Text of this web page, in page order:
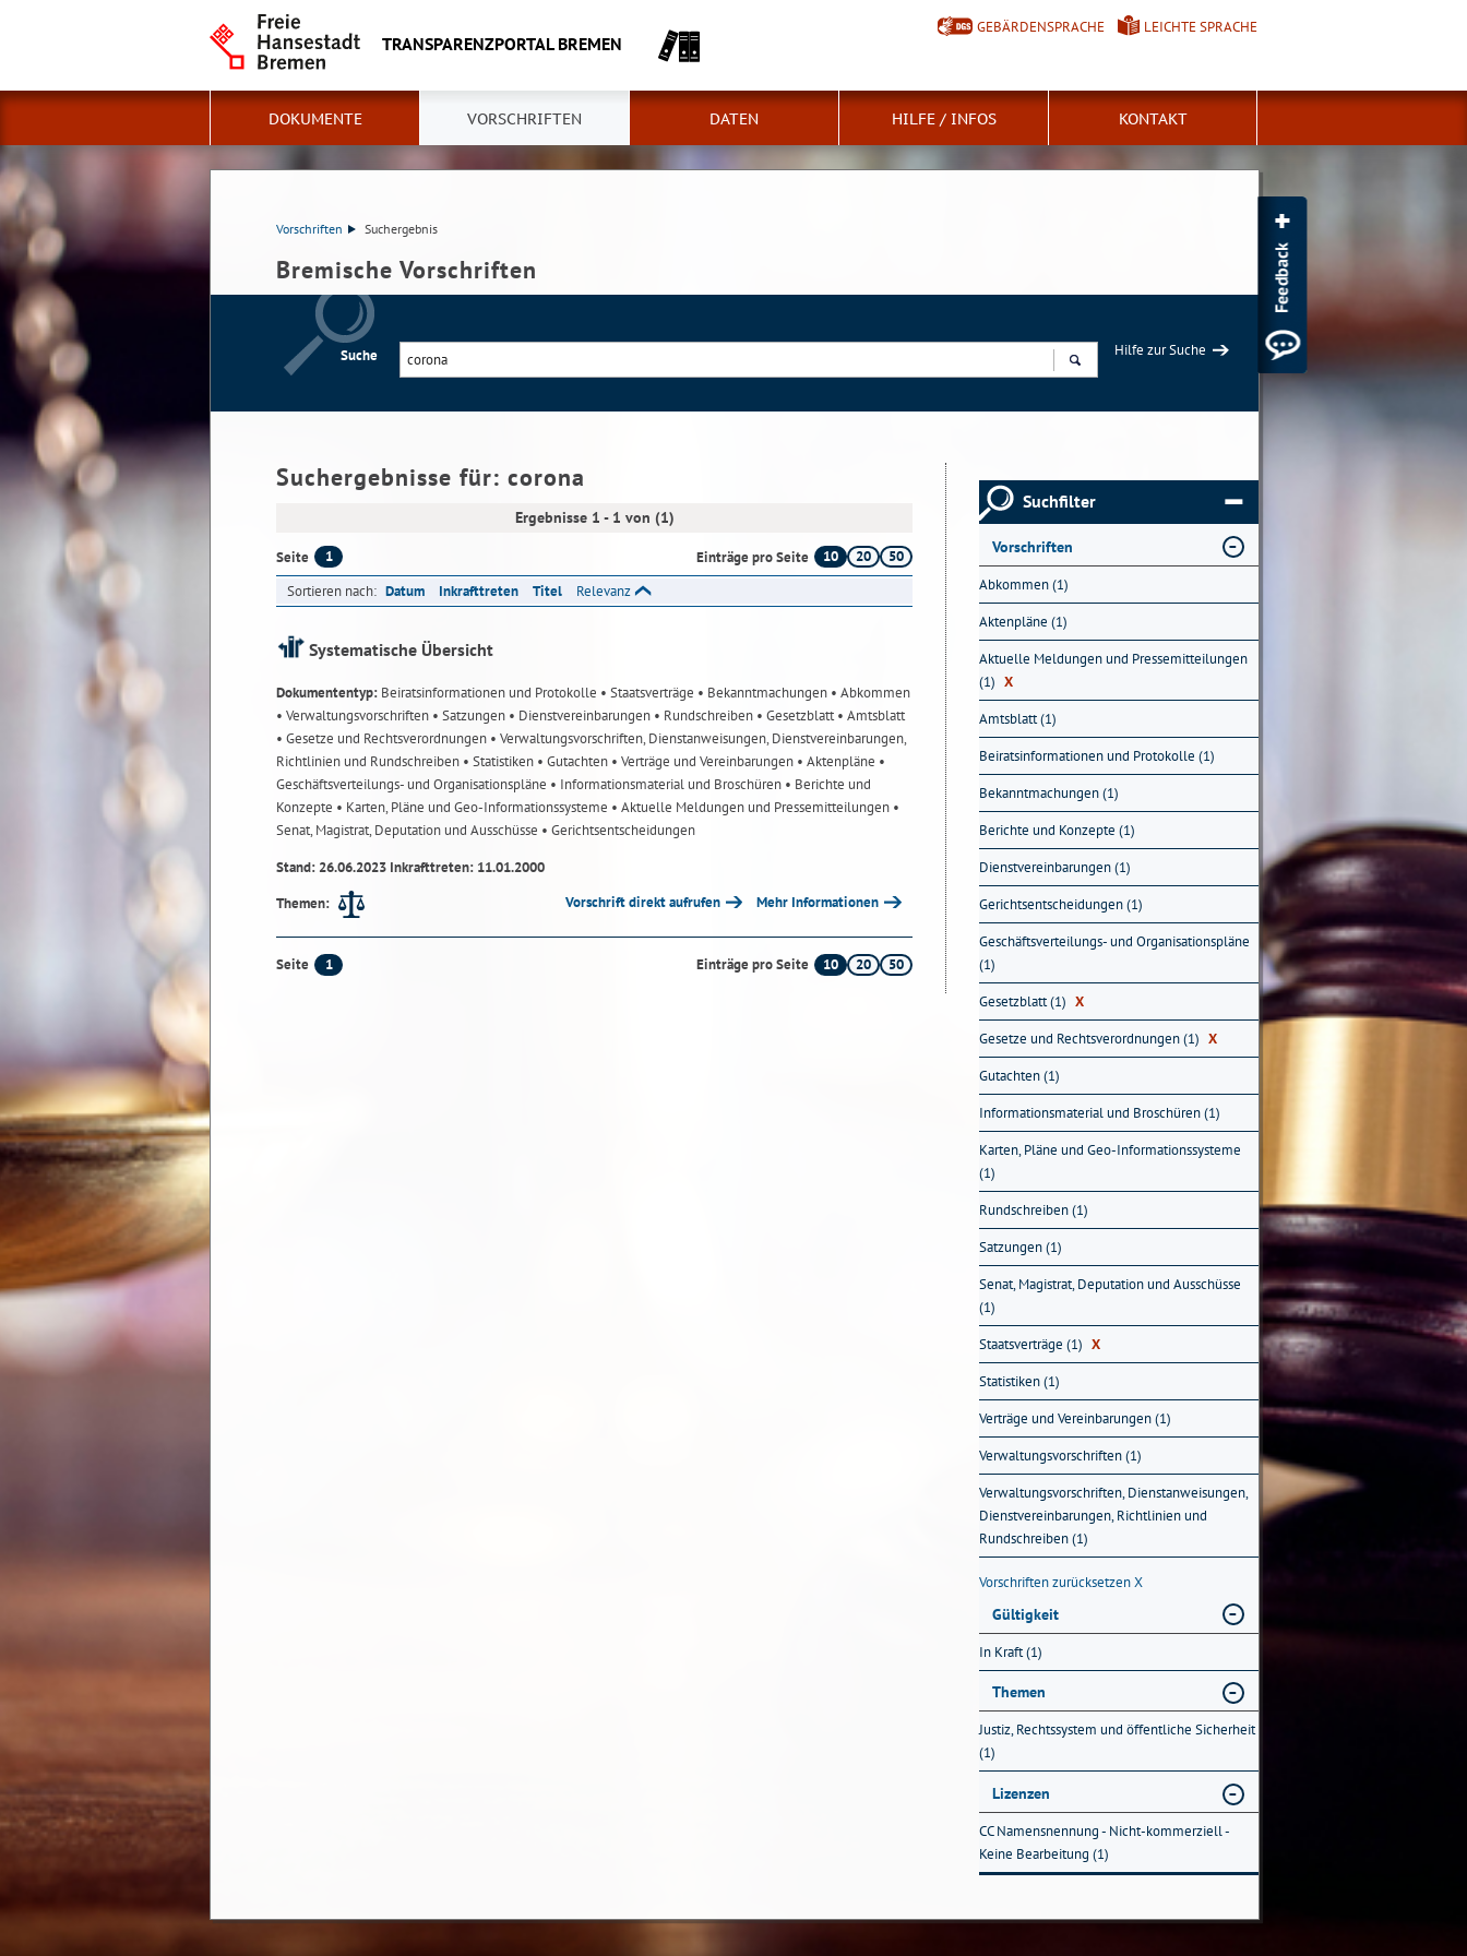
TRANSPARENZPORTAL BREMEN
GEBÄRDENSPRACHE LEICHTE SPRACHE
DOKUMENTE VORSCHRIFTEN DATEN HILFE / INFOS KONTAKT
Vorschriften Suchergebnis
Bremische Vorschriften
Suche
Hilfe zur Suche
Suchergebnisse für: corona
Ergebnisse 1 - 1 von (1)
Seite 1 Einträge pro Seite 10 20
50
Sortieren nach: Datum Inkrafttreten Titel Relevanz
Systematische Übersicht
Dokumententyp: Beiratsinformationen und Protokolle • Staatsverträge • Bekanntmachungen • Abkommen
• Verwaltungsvorschriften • Satzungen • Dienstvereinbarungen • Rundschreiben • Gesetzblatt• Amtsblatt
• Gesetze und Rechtsverordnungen • Verwaltungsvorschriften, Dienstanweisungen, Dienstvereinbarungen,
Richtlinien und Rundschreiben • Statistiken • Gutachten • Verträge und Vereinbarungen • Aktenpläne •
Geschäftsverteilungs- und Organisationspläne • Informationsmaterial und Broschüren • Berichte und
Konzepte • Karten, Pläne und Geo-Informationssysteme • Aktuelle Meldungen und Pressemitteilungen •
Senat, Magistrat, Deputation und Ausschüsse • Gerichtsentscheidungen
Stand: 26.06.2023 Inkrafttreten: 11.01.2000
Themen:
Vorschrift direkt aufrufen Mehr Informationen
Seite 1 Einträge pro Seite 10 20 50
Suchfilter
Vorschriften
Abkommen (1)
Aktenpläne (1)
Aktuelle Meldungen und Pressemitteilungen
(1) X
Amtsblatt (1)
Beiratsinformationen und Protokolle (1)
Bekanntmachungen (1)
Berichte und Konzepte (1)
Dienstvereinbarungen (1)
Gerichtsentscheidungen (1)
Geschäftsverteilungs- und Organisationspläne
(1)
Gesetzblatt (1) X
Gesetze und Rechtsverordnungen (1) X
Gutachten (1)
Informationsmaterial und Broschüren (1)
Karten, Pläne und Geo-Informationssysteme
(1)
Rundschreiben (1)
Satzungen (1)
Senat, Magistrat, Deputation und Ausschüsse
(1)
Staatsverträge (1) X
Statistiken (1)
Verträge und Vereinbarungen (1)
Verwaltungsvorschriften (1)
Verwaltungsvorschriften, Dienstanweisungen,
Dienstvereinbarungen, Richtlinien und
Rundschreiben (1)
Vorschriften zurücksetzenX
Gültigkeit
In Kraft (1)
Themen
Justiz, Rechtssystem und öffentliche Sicherheit
(1)
Lizenzen
CC Namensnennung - Nicht-kommerziell -
Keine Bearbeitung (1)